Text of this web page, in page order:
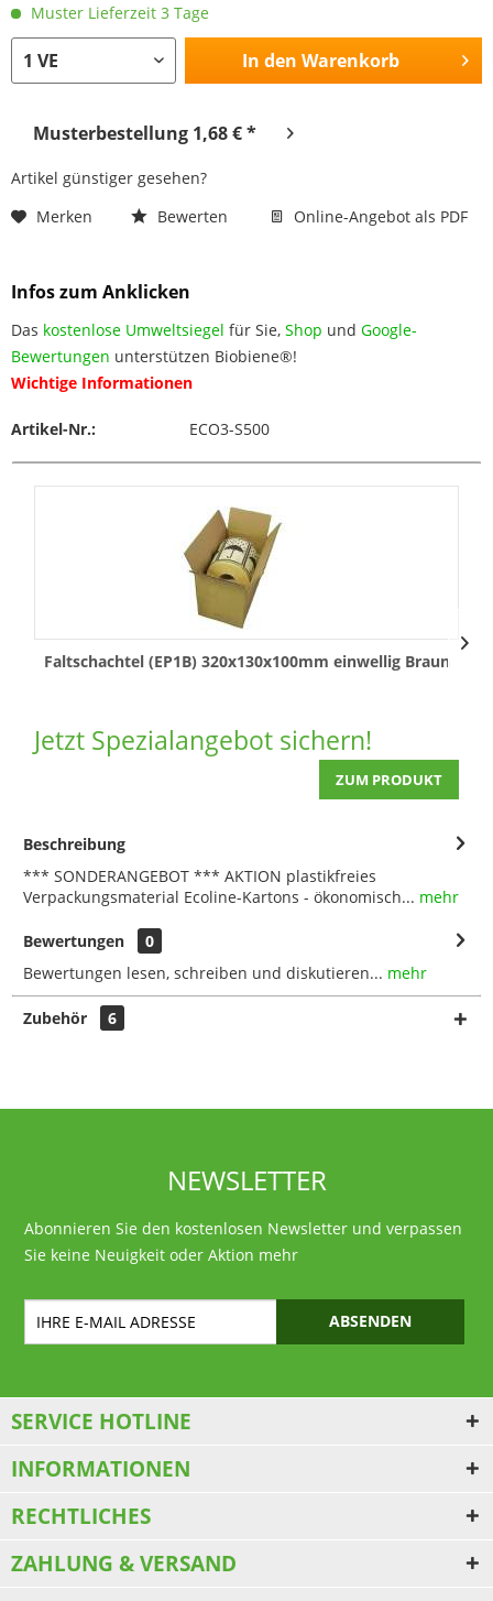
Muster Lieferzeit 3 Tage
In den Warenkorb
Musterbestellung 1,68 € *
Artikel günstiger gesehen?
Merken
Bewerten Online-Angebot als PDF
Infos zum Anklicken
Das kostenlose Umweltsiegel für Sie, Shop und Google-
Bewertungen unterstützen Biobiene®!
Wichtige Informationen
Artikel-Nr.: ECO3-S500
Faltschachtel (EP1B) 320x130x100mm einwellig Braun
Jetzt Spezialangebot sichern!
ZUM PRODUKT
Beschreibung
*** SONDERANGEBOT *** AKTION plastikfreies
Verpackungsmaterial Ecoline-Kartons - ökonomisch... mehr
Bewertungen
0
Bewertungen lesen, schreiben und diskutieren... mehr
Zubehör 6
NEWSLETTER
Abonnieren Sie den kostenlosen Newsletter und verpassen
Sie keine Neuigkeit oder Aktion mehr
ABSENDEN
SERVICE HOTLINE
INFORMATIONEN
RECHTLICHES
ZAHLUNG & VERSAND